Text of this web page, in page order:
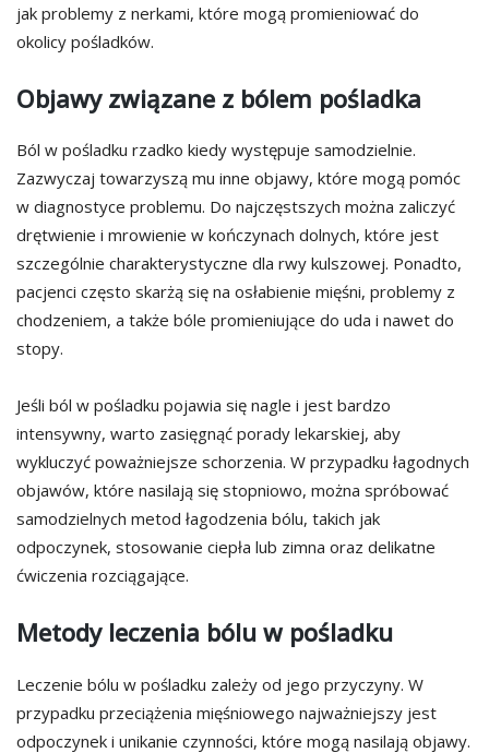
jak problemy z nerkami, które mogą promieniować do
okolicy pośladków.
Objawy związane z bólem pośladka
Ból w pośladku rzadko kiedy występuje samodzielnie.
Zazwyczaj towarzyszą mu inne objawy, które mogą pomóc
w diagnostyce problemu. Do najczęstszych można zaliczyć
drętwienie i mrowienie w kończynach dolnych, które jest
szczególnie charakterystyczne dla rwy kulszowej. Ponadto,
pacjenci często skarżą się na osłabienie mięśni, problemy z
chodzeniem, a także bóle promieniujące do uda i nawet do
stopy.
Jeśli ból w pośladku pojawia się nagle i jest bardzo
intensywny, warto zasięgnąć porady lekarskiej, aby
wykluczyć poważniejsze schorzenia. W przypadku łagodnych
objawów, które nasilają się stopniowo, można spróbować
samodzielnych metod łagodzenia bólu, takich jak
odpoczynek, stosowanie ciepła lub zimna oraz delikatne
ćwiczenia rozciągające.
Metody leczenia bólu w pośladku
Leczenie bólu w pośladku zależy od jego przyczyny. W
przypadku przeciążenia mięśniowego najważniejszy jest
odpoczynek i unikanie czynności, które mogą nasilają objawy.